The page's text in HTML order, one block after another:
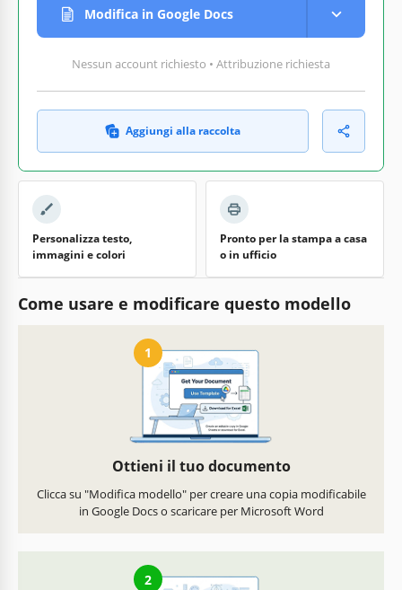
Modifica in Google Docs
Nessun account richiesto • Attribuzione richiesta
Aggiungi alla raccolta
Personalizza testo,
immagini e colori
Pronto per la stampa a casa
o in ufficio
Come usare e modificare questo modello
1
Ottieni il tuo documento
Clicca su "Modifica modello" per creare una copia modificabile
in Google Docs o scaricare per Microsoft Word
2